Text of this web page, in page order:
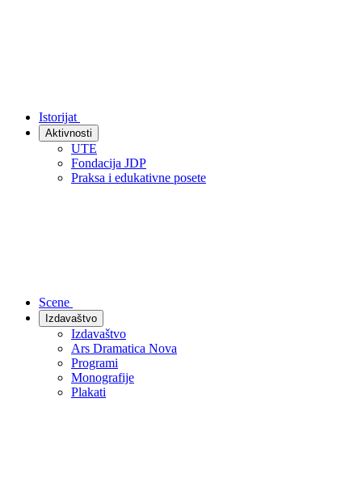
Istorijat
Aktivnosti
UTE
Fondacija JDP
Praksa i edukativne posete
Scene
Izdavaštvo
Izdavaštvo
Ars Dramatica Nova
Programi
Monografije
Plakati